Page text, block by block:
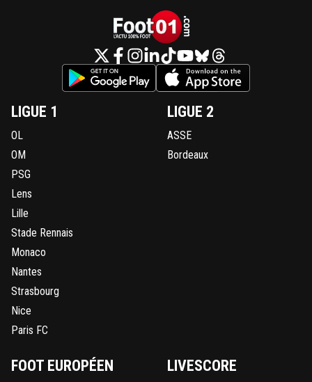
LIGUE 1
OL
OM
PSG
Lens
Lille
Stade Rennais
Monaco
Nantes
Strasbourg
Nice
Paris FC
LIGUE 2
ASSE
Bordeaux
FOOT EUROPÉEN LIVESCORE